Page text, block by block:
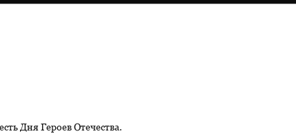
Дня Героев Отечества.